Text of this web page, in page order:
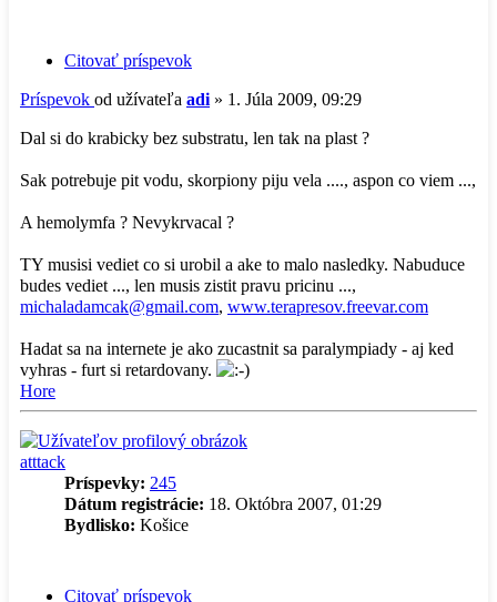
Citovať príspevok
Príspevok od užívateľa adi » 1. Júla 2009, 09:29
Dal si do krabicky bez substratu, len tak na plast ?
Sak potrebuje pit vodu, skorpiony piju vela ...., aspon co viem ...,
A hemolymfa ? Nevykrvacal ?
TY musisi vediet co si urobil a ake to malo nasledky. Nabuduce
budes vediet ..., len musis zistit pravu pricinu ...,
michaladamcak@gmail.com, www.terapresov.freevar.com
Hadat sa na internete je ako zucastnit sa paralympiady - aj ked
vyhras - furt si retardovany.
Hore
atttack
Príspevky: 245
Dátum registrácie: 18. Októbra 2007, 01:29
Bydlisko: Košice
Citovať príspevok